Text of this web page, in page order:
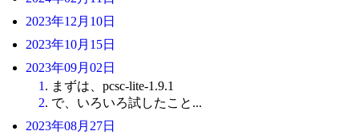
2023年12月10日
2023年10月15日
2023年09月02日
1 . まずは、pcsc-lite-1.9.1
2. で、いろいろ試したこと...
2023年08月27日